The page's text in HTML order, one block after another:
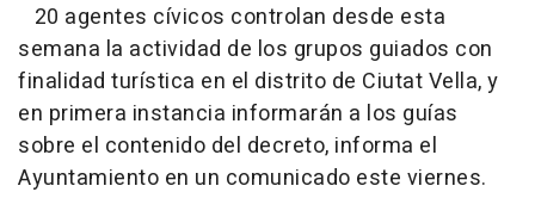
20 agentes cívicos controlan desde esta
semana la actividad de los grupos guiados con
finalidad turística en el distrito de Ciutat Vella, y
en primera instancia informarán a los guías
sobre el contenido del decreto, informa el
Ayuntamiento en un comunicado este viernes.